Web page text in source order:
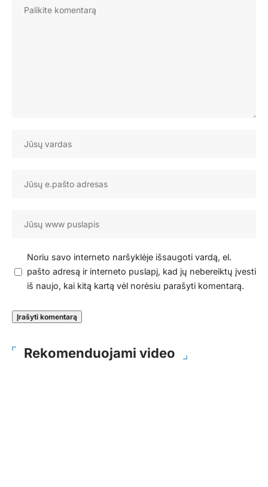
Noriu savo interneto naršyklėje išsaugoti vardą, el.
pašto adresą ir interneto puslapį, kad jų nebereiktų įvesti
iš naujo, kai kitą kartą vėl norėsiu parašyti komentarą.
Rekomenduojami video